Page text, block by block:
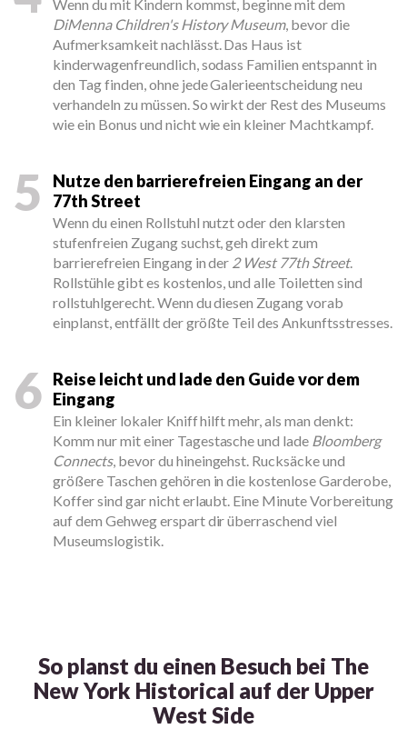
Wenn du mit Kindern kommst, beginne mit dem
DiMenna Children's History Museum, bevor die
Aufmerksamkeit nachlässt. Das Haus ist
kinderwagenfreundlich, sodass Familien entspannt in
den Tag finden, ohne jede Galerieentscheidung neu
verhandeln zu müssen. So wirkt der Rest des Museums
wie ein Bonus und nicht wie ein kleiner Machtkampf.
5
Nutze den barrierefreien Eingang an der
77th Street
Wenn du einen Rollstuhl nutzt oder den klarsten
stufenfreien Zugang suchst, geh direkt zum
barrierefreien Eingang in der 2 West 77th Street.
Rollstühle gibt es kostenlos, und alle Toiletten sind
rollstuhlgerecht. Wenn du diesen Zugang vorab
einplanst, entfällt der größte Teil des Ankunftsstresses.
6 Reise leicht und lade den Guide vor dem
Eingang
Ein kleiner lokaler Kniff hilft mehr, als man denkt:
Komm nur mit einer Tagestasche und lade Bloomberg
Connects, bevor du hineingehst. Rucksäcke und
größere Taschen gehören in die kostenlose Garderobe,
Koffer sind gar nicht erlaubt. Eine Minute Vorbereitung
auf dem Gehweg erspart dir überraschend viel
Museumslogistik.
So planst du einen Besuch bei The
New York Historical auf der Upper
West Side